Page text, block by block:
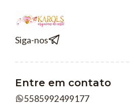
Siga-nos
Entre em contato
5585992499177